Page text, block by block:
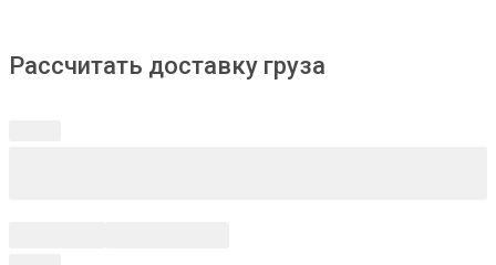
Рассчитать доставку груза